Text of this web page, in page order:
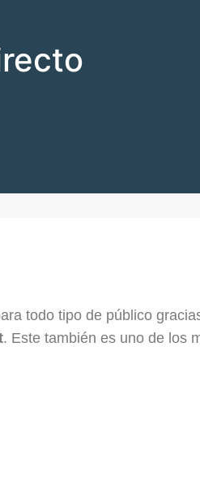
todo tipo de público
. Este también es uno de los